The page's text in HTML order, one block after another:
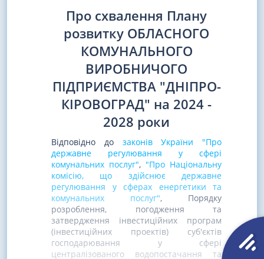
Про схвалення Плану
розвитку ОБЛАСНОГО
КОМУНАЛЬНОГО
ВИРОБНИЧОГО
ПІДПРИЄМСТВА "ДНІПРО-
КІРОВОГРАД" на 2024 -
2028 роки
Відповідно до законів України "Про
державне регулювання у сфері
комунальних послуг", "Про Національну
комісію, що здійснює державне
регулювання у сферах енергетики та
комунальних послуг", Порядку
розроблення, погодження та
затвердження інвестиційних програм
(інвестиційних проектів) суб'єктів
господарювання у сфері
централізованого водопостачання та